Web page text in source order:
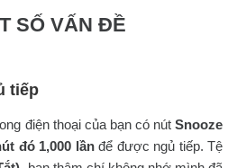
SỐ VẤN ĐỀ
tiếp
điện thoại của bạn có nútSnooze
đó 1,000 lầnđể được ngủ tiếp. Tệ